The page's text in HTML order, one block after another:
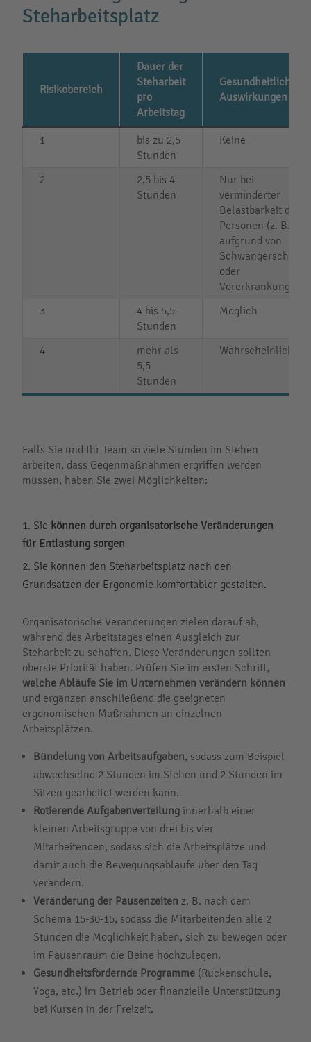
Steharbeitsplatz
Risikobereich
Dauer der
Steharbeit
pro
Arbeitstag
Gesundheitliche
Auswirkungen
1
bis zu 2,5
Stunden
Keine
2
2,5 bis 4
Stunden
Nur bei
verminderter
Belastbarkeit der
Personen (z. B.
aufgrund von
Schwangerschaft
oder
Vorerkrankungen)
3
4 bis 5,5
Stunden
Möglich
4
mehr als
5,5
Stunden
Wahrscheinlich
Falls Sie und Ihr Team so viele Stunden im Stehen
arbeiten, dass Gegenmaßnahmen ergriffen werden
müssen, haben Sie zwei Möglichkeiten:
Sie können durch organisatorische Veränderungen
für Entlastung sorgen
Sie können den Steharbeitsplatz nach den
Grundsätzen der Ergonomie komfortabler gestalten.
Organisatorische Veränderungen zielen darauf ab,
während des Arbeitstages einen Ausgleich zur
Steharbeit zu schaffen. Diese Veränderungen sollten
oberste Priorität haben. Prüfen Sie im ersten Schritt,
welche Abläufe Sie im Unternehmen verändern können
und ergänzen anschließend die geeigneten
ergonomischen Maßnahmen an einzelnen
Arbeitsplätzen.
Bündelung von Arbeitsaufgaben, sodass zum Beispiel
abwechselnd 2 Stunden im Stehen und 2 Stunden im
Sitzen gearbeitet werden kann.
Rotierende Aufgabenverteilung innerhalb einer
kleinen Arbeitsgruppe von drei bis vier
Mitarbeitenden, sodass sich die Arbeitsplätze und
damit auch die Bewegungsabläufe über den Tag
verändern.
Veränderung der Pausenzeiten z. B. nach dem
Schema 15-30-15, sodass die Mitarbeitenden alle 2
Stunden die Möglichkeit haben, sich zu bewegen oder
im Pausenraum die Beine hochzulegen.
Gesundheitsfördernde Programme (Rückenschule,
Yoga, etc.) im Betrieb oder finanzielle Unterstützung
bei Kursen in der Freizeit.